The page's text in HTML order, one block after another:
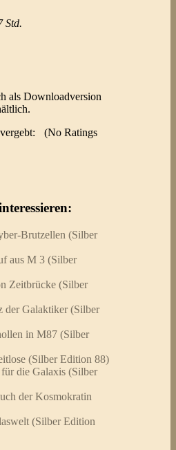
Std.
als Downloadversion
(No Ratings
Brutzellen (Silber
aus M 3 (Silber
Zeitbrücke (Silber
der Galaktiker (Silber
in M87 (Silber
(Silber Edition 88)
die Galaxis (Silber
der Kosmokratin
(Silber Edition